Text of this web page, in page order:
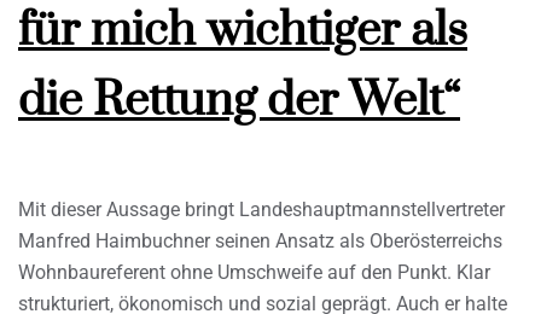
für mich wichtiger als
die Rettung der Welt“
Mit dieser Aussage bringt Landeshauptmannstellvertreter
Manfred Haimbuchner seinen Ansatz als Oberösterreichs
Wohnbaureferent ohne Umschweife auf den Punkt. Klar
strukturiert, ökonomisch und sozial geprägt. Auch er halte